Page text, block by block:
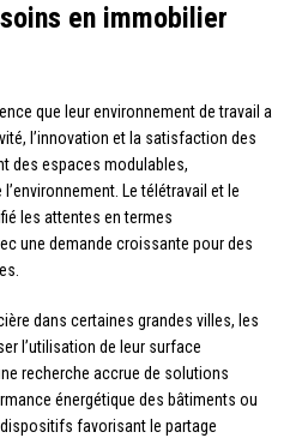
en immobilier
que leur environnement de travail a
l’innovation et la satisfaction des
des espaces modulables,
Le télétravail et le
les attentes en termes
une demande croissante pour des
dans certaines grandes villes, les
l’utilisation de leur surface
recherche accrue de solutions
énergétique des bâtiments ou
favorisant le partage